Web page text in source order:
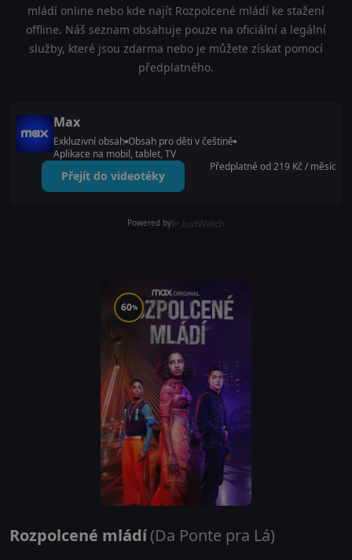
mládí online nebo kde najít Rozpolcené mládí ke stažení
offline. Náš seznam obsahuje pouze na oficiální a legální
služby, které jsou zdarma nebo je můžete získat pomocí
předplatného.
Max
Exkluzivní obsah Obsah pro děti v češtině
Aplikace na mobil, tablet, TV
Přejít do videotéky
Předplatné od 219 Kč / měsíc
Powered by
60%
Rozpolcené mládí(Da Ponte pra Lá)